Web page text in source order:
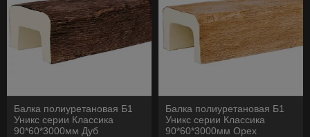
Балка полиуретановая Б1
Уникс серии Классика
90*60*3000мм Дуб
Балка полиуретановая Б1
Уникс серии Классика
90*60*3000мм Орех